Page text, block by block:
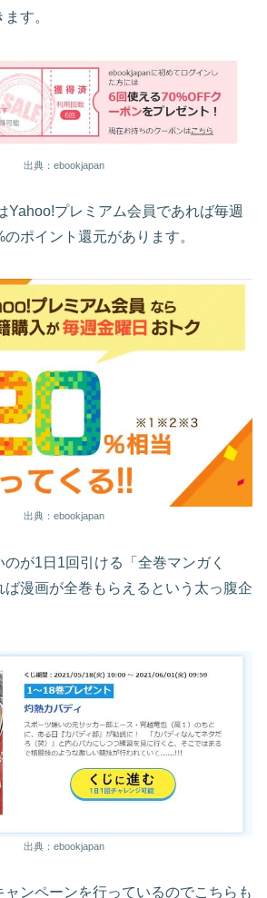
す。
出典：ebookjapan
Yahoo!プレミアム会員であれば毎週
ポイント還元があります。
出典：ebookjapan
が1日1回引ける「全巻マンガく
ば漫画が全巻もらえるという太っ腹企
出典：ebookjapan
ンペーンを行っているのでこちらも